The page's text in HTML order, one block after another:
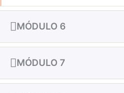
MÓDULO 6
MÓDULO 7